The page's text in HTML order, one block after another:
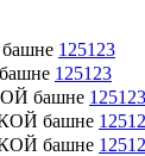
125123
125123
башне 125123
башне
башне